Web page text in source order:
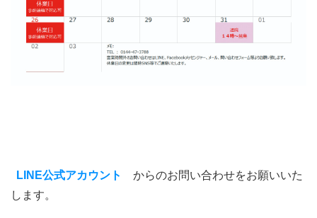
LINE公式アカウント
からのお問い合わせをお願いいた
します。